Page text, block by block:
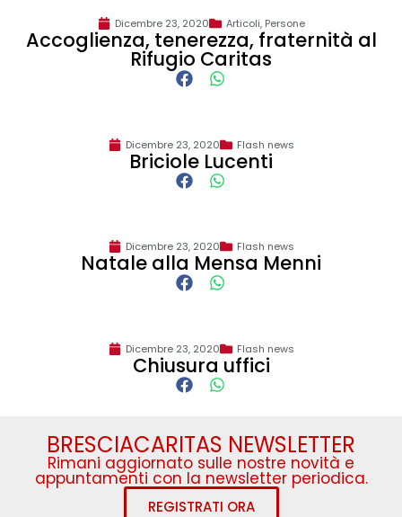
Dicembre 23, 2020 Articoli, Persone
Accoglienza, tenerezza, fraternità al
Rifugio Caritas
Dicembre 23, 2020 Flash news
Briciole Lucenti
Dicembre 23, 2020 Flash news
Natale alla Mensa Menni
Dicembre 23, 2020 Flash news
Chiusura uffici
BRESCIACARITAS NEWSLETTER
Rimani aggiornato sulle nostre novità e
appuntamenti con la newsletter periodica.
REGISTRATI ORA